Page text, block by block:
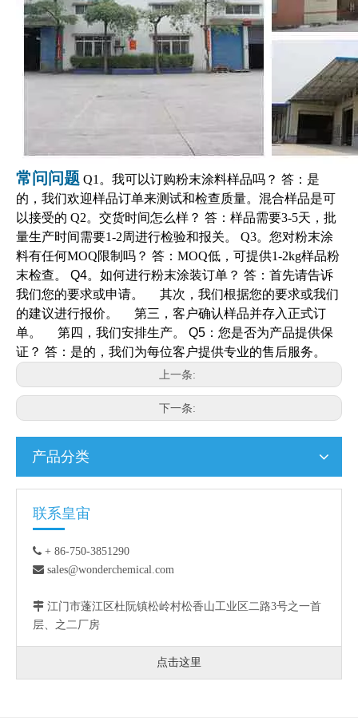
常问问题 Q1。我可以订购粉末涂料样品吗？ 答：是
的，我们欢迎样品订单来测试和检查质量。混合样品是可
以接受的 Q2。交货时间怎么样？ 答：样品需要3-5天，批
量生产时间需要1-2周进行检验和报关。 Q3。您对粉末涂
料有任何MOQ限制吗？ 答：MOQ低，可提供1-2kg样品粉
末检查。
Q4。如何进行粉末涂装订单？ 答：首先请告诉
我们您的要求或申请。 其次，我们根据您的要求或我们
的建议进行报价。 第三，客户确认样品并存入正式订
单。 第四，我们安排生产。
Q5：您是否为产品提供保
证？ 答：是的，我们为每位客户提供专业的售后服务。
上一条:
下一条:
产品分类
联系皇宙
 + 86-750-3851290
 sales@wonderchemical.com
 江门市蓬江区杜阮镇松岭村松香山工业区二路3号之一首
层、之二厂房
点击这里